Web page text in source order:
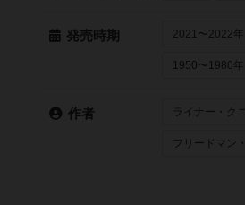
発売時期 2021〜2022年
1950〜1980年
作者 ライナー・ク
フリードマン